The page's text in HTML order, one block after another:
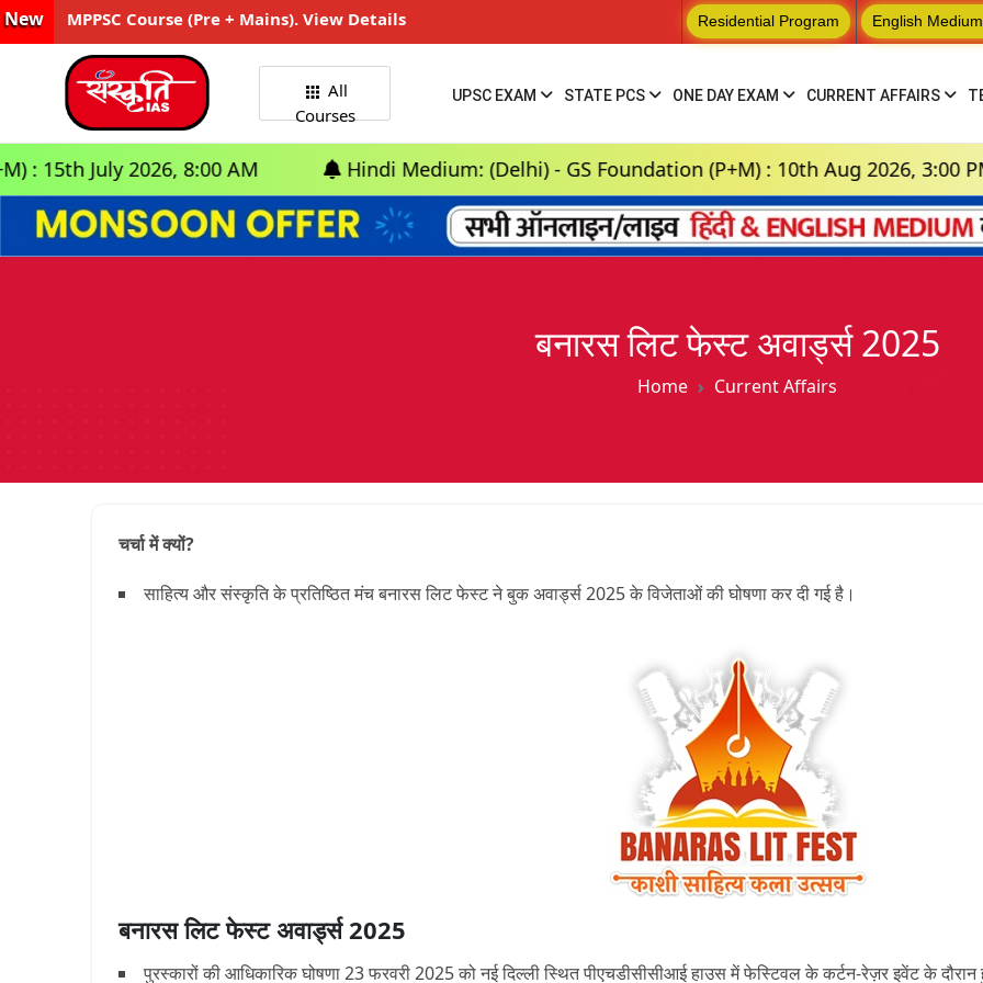
New MPPSC Course (Pre + Mains). View Details Residential Program English
All
Courses
UPSC EXAM STATE PCS ONE DAY EXAM CURRENT AFFAIRS
2026, 8:00 AM Hindi Medium: (Delhi) - GS Foundation (P+M) : 10th Aug 2026, 3:00 PM
बनारस लिट फेस्ट अवार्ड्स 2025
Home Current Affairs
चर्चा में क्यों?
साहित्य और संस्कृति के प्रतिष्ठित मंच बनारस लिट फेस्ट ने बुक अवार्ड्स 2025 के विजेताओं की घोषणा कर दी गई है।
बनारस लिट फेस्ट अवार्ड्स 2025
पुरस्कारों की आधिकारिक घोषणा 23 फरवरी 2025 को नई दिल्ली स्थित पीएचडीसीसीआई हाउस में फेस्टिवल के कर्टन-रेज़र इवेंट के